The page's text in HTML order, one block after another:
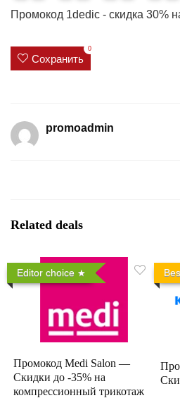
4
Промокод 1dedic - cкидка 30%
Сохранить
0
promoadmin
Related deals
Editor choice
Промокод Medi Salon —
Скидки до -35% на
компрессионный трикотаж